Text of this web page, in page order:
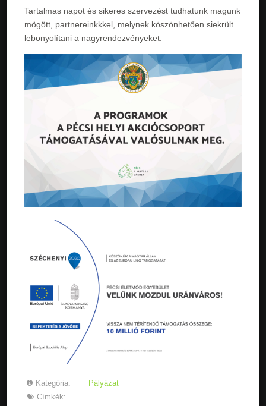
Tartalmas napot és sikeres szervezést tudhatunk magunk
mögött, partnereinkkkel, melynek köszönhetően siekrült
lebonyolítani a nagyrendezvényeket.
Kategória:
Pályázat
Címkék: